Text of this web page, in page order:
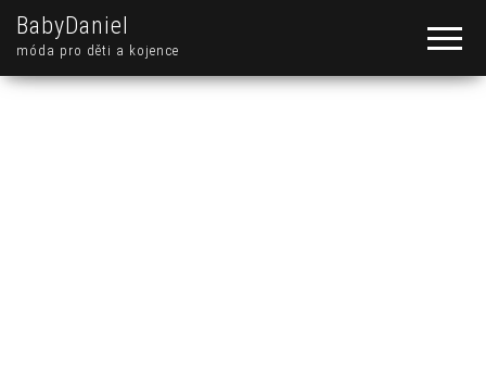
BabyDaniel
móda pro děti a kojence